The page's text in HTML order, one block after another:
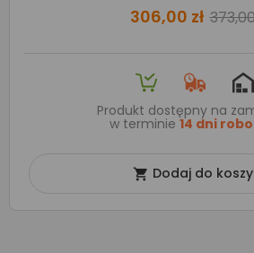
306,00 zł
Produkt dostępny na
w terminie 14 dni
 Dodaj do